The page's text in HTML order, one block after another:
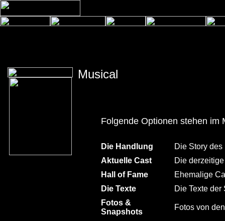
Musical
Folgende Optionen stehen im
Die Handlung
Die Story
Aktuelle Cast
Die
Hall of Fame
Ehemalige
Die Texte
Die Texte der
Fotos &
Snapshots
Fotos von